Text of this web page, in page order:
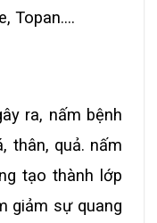
Topan….
ra, nấm bệnh
thân, quả. nấm
tạo thành lớp
giảm sự quang